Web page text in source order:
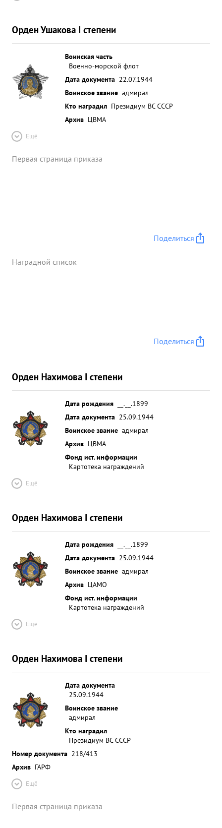
Орден Ушакова I степени
Воинская часть
Военно-морской флот
Дата документа 22.07.1944
Воинское звание адмирал
Кто наградил Президиум ВС СССР
Архив ЦВМА
Ещё
Первая страница приказа
Поделиться
Наградной список
Поделиться
Орден Нахимова I степени
Дата рождения
__.__.1899
Дата документа 25.09.1944
Воинское звание адмирал
Архив ЦВМА
Фонд ист. информации
Картотека награждений
Ещё
Орден Нахимова I степени
Дата рождения
__.__.1899
Дата документа 25.09.1944
Воинское звание адмирал
Архив ЦАМО
Фонд ист. информации
Картотека награждений
Ещё
Орден Нахимова I степени
Дата документа
25.09.1944
Воинское звание
адмирал
Кто наградил
Президиум ВС СССР
Номер документа 218/413
Архив ГАРФ
Ещё
Первая страница приказа